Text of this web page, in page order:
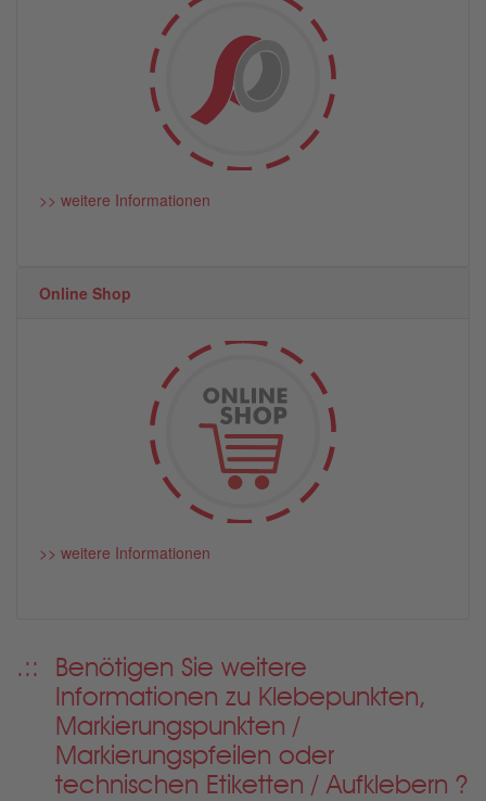
>> weitere Informationen
Online Shop
>> weitere Informationen
Benötigen Sie weitere
Informationen zu Klebepunkten,
Markierungspunkten /
Markierungspfeilen oder
technischen Etiketten / Aufklebern ?